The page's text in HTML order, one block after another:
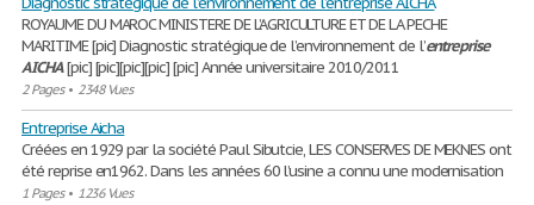
ROYAUME DU MAROC MINISTERE DE L’AGRICULTURE ET DE LA PECHE
MARITIME [pic] Diagnostic stratégique de l’environnement de l’entreprise
AICHA[pic] [pic][pic][pic] [pic] Année universitaire 2010/2011
2 Pages• 2348 Vues
Entreprise Aicha
Créées en 1929 par la société Paul Sibutcie, LES CONSERVES DE MEKNES ont
été reprise en1962. Dans les années 60 l’usine a connu une modernisation
1 Pages• 1236 Vues